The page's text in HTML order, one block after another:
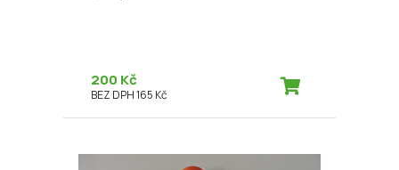
200 Kč
BEZ DPH 165 Kč